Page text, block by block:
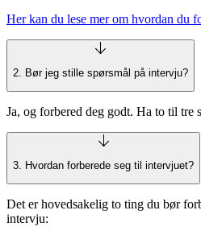
Her kan du lese mer om hvordan du
2. Bør jeg stille spørsmål på intervju?
Ja, og forbered deg godt. Ha to til tre
3. Hvordan forberede seg til intervjuet?
Det er hovedsakelig to ting du bør
intervju: